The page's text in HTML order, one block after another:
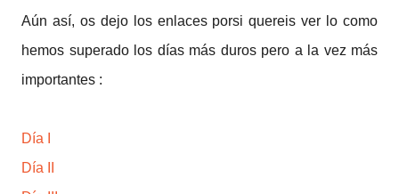
Aún así, os dejo los enlaces porsi quereis ver lo como
hemos superado los días más duros pero a la vez más
importantes :
Día I
Día II